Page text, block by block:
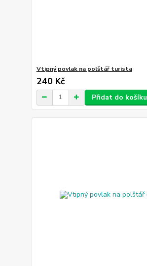
Vtipný povlak na polštář turista
240 Kč
Přidat do košíku